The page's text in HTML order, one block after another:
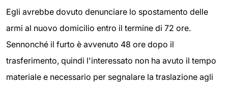
Egli avrebbe dovuto denunciare lo spostamento delle
armi al nuovo domicilio entro il termine di 72 ore.
Sennonché il furto è avvenuto 48 ore dopo il
trasferimento, quindi l'interessato non ha avuto il tempo
materiale e necessario per segnalare la traslazione agli